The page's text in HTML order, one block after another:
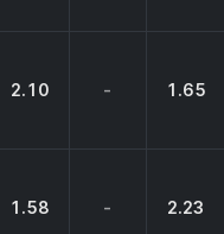
2.10 - 1.65
1.58 - 2.23